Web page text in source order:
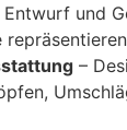
Entwurf und
repräsentieren
–